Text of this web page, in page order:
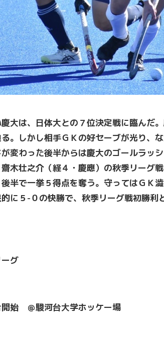
大は、日体大との７位決定戦に臨んだ
。しかし相手ＧＫの好セーブが光り、
変わった後半からは慶大のゴールラッ
木壮之介（経４・慶應）の秋季リーグ
半で一挙５得点を奪う。守ってはＧＫ
に５-０の快勝で、秋季リーグ戦初勝利
グ
始 ＠駿河台大学ホッケー場